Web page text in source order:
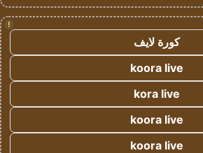
!
كورة لايف
koora live
kora live
koora live
koora live